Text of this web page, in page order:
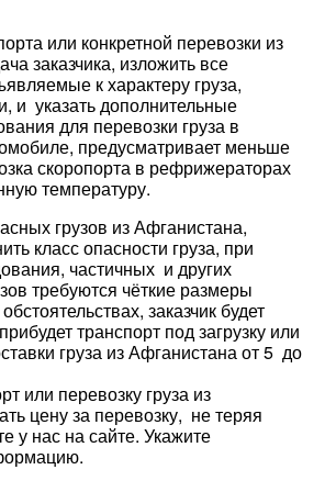
или конкретной перевозки из
заказчика, изложить все
к характеру груза,
и указать дополнительные
для перевозки груза в
предусматривает меньше
скоропорта в рефрижераторах
температуру.
грузов из Афганистана,
класс опасности груза, при
частичных и других
требуются чёткие размеры
заказчик будет
транспорт под загрузку или
груза из Афганистана от 5 до
или перевозку груза из
цену за перевозку, не теряя
нас на сайте. Укажите